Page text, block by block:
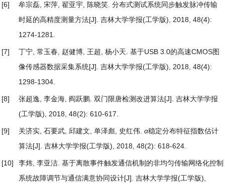
[6] 牟宗磊, 宋萍, 翟亚宇, 陈晓笑. 分布式测试系统同步触发脉冲传输
时延的高精度测量方法[J]. 吉林大学学报(工学版), 2018, 48(4):
1274-1281.
[7] 丁宁, 常玉春, 赵健博, 王超, 杨小天. 基于USB 3.0的高速CMOS图
像传感器数据采集系统[J]. 吉林大学学报(工学版), 2018, 48(4):
1298-1304.
[8] 张超逸, 李金海, 阎跃鹏. 双门限唐检测改进算法[J]. 吉林大学学报
(工学版), 2018, 48(2): 610-617.
[9] 关济实, 石要武, 邱建文, 单泽彪, 史红伟. α稳定分布特征指数估计
算法[J]. 吉林大学学报(工学版), 2018, 48(2): 618-624.
[10] 李炜, 李亚洁. 基于离散事件触发通信机制的非均匀传输网络化控制
系统故障调节与通信满意协同设计[J]. 吉林大学学报(工学版),